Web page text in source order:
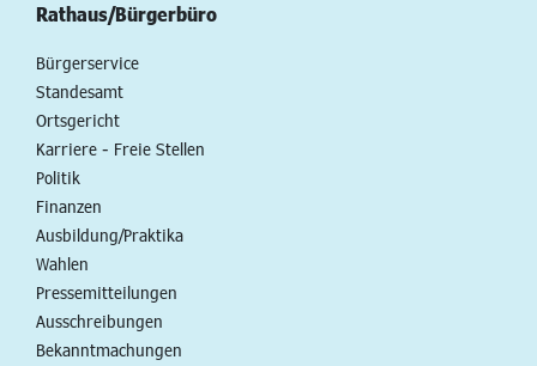
Rathaus/Bürgerbüro
Bürgerservice
Standesamt
Ortsgericht
Karriere - Freie Stellen
Politik
Finanzen
Ausbildung/Praktika
Wahlen
Pressemitteilungen
Ausschreibungen
Bekanntmachungen